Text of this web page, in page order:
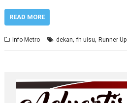
READ MORE
Info Metro dekan,fh uisu,Runner Up